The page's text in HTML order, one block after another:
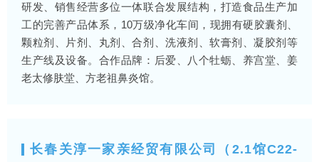
研发、销售经营多位一体联合发展结构，打造食品生产加
工的完善产品体系，10万级净化车间，现拥有硬胶囊剂、
颗粒剂、片剂、丸剂、合剂、洗液剂、软膏剂、凝胶剂等
生产线及设备。合作品牌：后爱、八个牡蛎、养宫堂、姜
老太修肤堂、方老祖鼻炎馆。
长春关淳一家亲经贸有限公司（2.1馆C22-